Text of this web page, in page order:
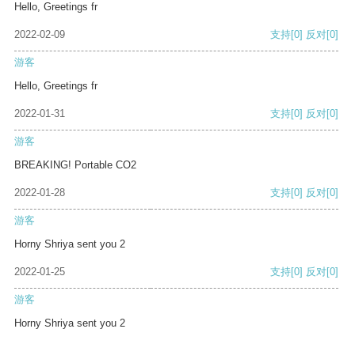
Hello, Greetings fr
2022-02-09 支持[0] 反对[0]
游客
Hello, Greetings fr
2022-01-31 支持[0] 反对[0]
游客
BREAKING! Portable CO2
2022-01-28 支持[0] 反对[0]
游客
Horny Shriya sent you 2
2022-01-25 支持[0] 反对[0]
游客
Horny Shriya sent you 2